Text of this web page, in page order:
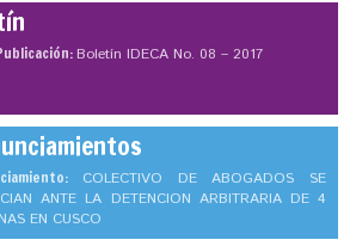
Boletín IDECA No. 08 – 2017
COLECTIVO DE ABOGADOS SE
ANTE LA DETENCION ARBITRARIA DE 4
EN CUSCO